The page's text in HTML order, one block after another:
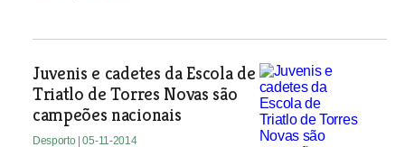
Juvenis e cadetes da Escola de
Triatlo de Torres Novas são
campeões nacionais
Desporto | 05-11-2014